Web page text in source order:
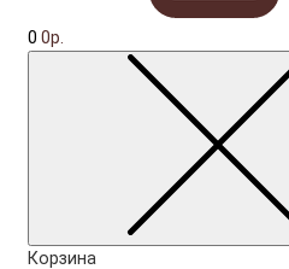
0 0р.
Корзина